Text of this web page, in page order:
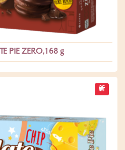
PIE ZERO,168 g
新